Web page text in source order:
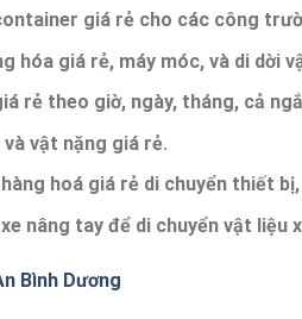
giá rẻ cho các công
hóa giá rẻ,máy móc, và di dời
rẻtheo giờ, ngày, tháng, cả
vật nặng giá rẻ.
hoá giá rẻ di chuyển thiết
nâng tay để di chuyển vật liệu
Bình Dương